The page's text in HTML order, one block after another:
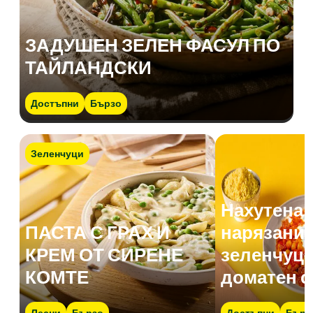
ЗАДУШЕН ЗЕЛЕН ФАСУЛ ПО
ТАЙЛАНДСКИ
Достъпни Бързо
Зеленчуци
ПАСТА С ГРАХ И
КРЕМ ОТ СИРЕНЕ
КОМТЕ
Нахутена
нарязани
доматен